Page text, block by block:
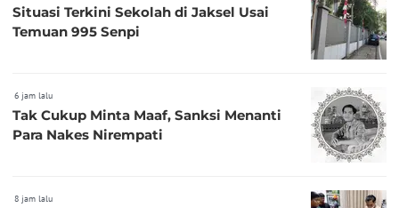
Situasi Terkini Sekolah di Jaksel Usai
Temuan 995 Senpi
6 jam lalu
Tak Cukup Minta Maaf, Sanksi Menanti
Para Nakes Nirempati
8 jam lalu